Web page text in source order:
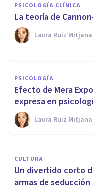
PSICOLOGÍA CLÍNICA
La teoría de
Laura Ruiz Mitjana
PSICOLOGÍA
Efecto de Mera
expresa en
Laura Ruiz Mitjana
La teoría
gestos que
Grecia Guzmán
CULTURA
Un divertido corto
armas de seducción